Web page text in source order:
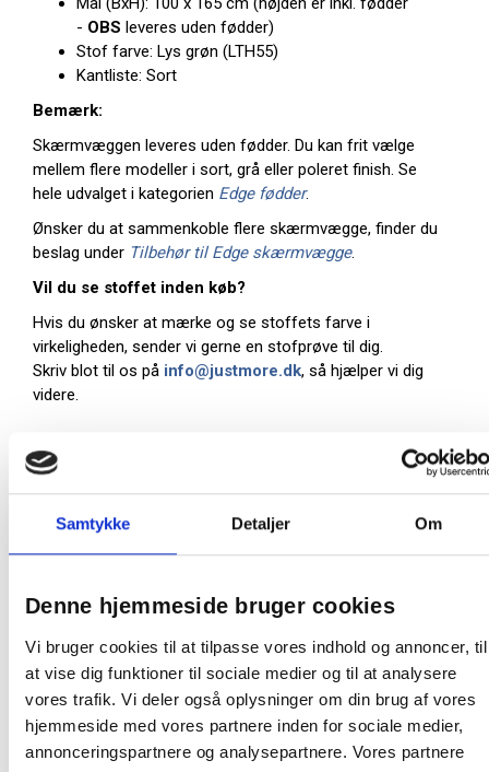
Samtykke Detaljer Om
Denne hjemmeside bruger cookies
Vi bruger cookies til at tilpasse vores indhold og annoncer, til
at vise dig funktioner til sociale medier og til at analysere
vores trafik. Vi deler også oplysninger om din brug af vores
hjemmeside med vores partnere inden for sociale medier,
annonceringspartnere og analysepartnere. Vores partnere
- OBS leveres uden fødder)
Stof farve: Lys grøn (LTH55)
Kantliste: Sort
Bemærk:
Skærmvæggen leveres uden fødder. Du kan frit vælge
mellem flere modeller i sort, grå eller poleret finish. Se
hele udvalget i kategorien Edge fødder.
Ønsker du at sammenkoble flere skærmvægge, finder du
beslag under Tilbehør til Edge skærmvægge.
Vil du se stoffet inden køb?
Hvis du ønsker at mærke og se stoffets farve i
virkeligheden, sender vi gerne en stofprøve til dig.
Skriv blot til os på info@justmore.dk, så hjælper vi dig
videre.
Oprindelsesland: Sverige
Producent:
Den bliver først produceret, når den bestilles.
Derfor kan du ikke afbestille eller returnere den, så
snart vi har bekræftet bestillingen. Dette gælder
både for private og erhvervskunder.
At producere tavler på bestilling minimerer spild
på fabrikken samt et stort varelager. Da tavlen
skal produceres særligt til dig, tager det ca. 15-21